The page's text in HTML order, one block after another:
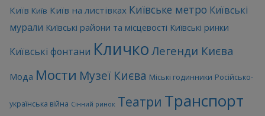
Київ Київ Київ на листівках Київське метро Київські
мурали Київські райони та місцевості Київські ринки
Київські фонтани Кличко Легенди Києва
Мода Мости Музеї Києва Міські годинники Російсько-
українська війна Сінний ринок Театри Транспорт